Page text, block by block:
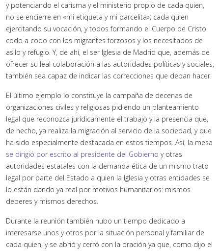
y potenciando el carisma y el ministerio propio de cada quien,
no se encierre en «mi etiqueta y mi parcelita»; cada quien
ejercitando su vocación, y todos formando el Cuerpo de Cristo
codo a codo con los migrantes forzosos y los necesitados de
asilo y refugio. Y, de ahí, el ser Iglesia de Madrid que, además de
ofrecer su leal colaboración a las autoridades políticas y sociales,
también sea capaz de indicar las correcciones que deban hacer.
El último ejemplo lo constituye la campaña de decenas de
organizaciones civiles y religiosas pidiendo un planteamiento
legal que reconozca jurídicamente el trabajo y la presencia que,
de hecho, ya realiza la migración al servicio de la sociedad, y que
ha sido especialmente destacada en estos tiempos. Así, la mesa
se dirigió por escrito al presidente del Gobierno y otras
autoridades estatales con la demanda ética de un mismo trato
legal por parte del Estado a quien la Iglesia y otras entidades se
lo están dando ya real por motivos humanitarios: mismos
deberes y mismos derechos.
Durante la reunión también hubo un tiempo dedicado a
interesarse unos y otros por la situación personal y familiar de
cada quien, y se abrió y cerró con la oración ya que, como dijo el